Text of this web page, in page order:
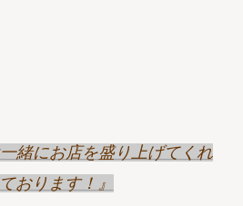
緒にお店を盛り上げてくれ
おります！』